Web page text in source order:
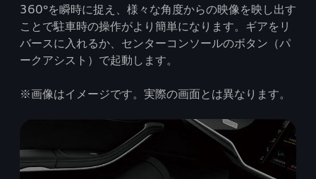
360°を瞬時に捉え、様々な角度からの映像を映し出す
ことで駐車時の操作がより簡単になります。ギアをリ
バースに入れるか、センターコンソールのボタン（パ
ークアシスト）で起動します。
※画像はイメージです。実際の画面とは異なります。